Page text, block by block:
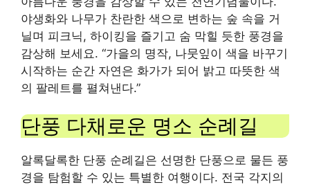
야생화와 나무가 찬란한 색으로 변하는 숲 속을 거
닐며 피크닉, 하이킹을 즐기고 숨 막힐 듯한 풍경을
감상해 보세요. “가을의 명작, 나뭇잎이 색을 바꾸기
시작하는 순간 자연은 화가가 되어 밝고 따뜻한 색
의 팔레트를 펼쳐낸다.”
단풍 다채로운 명소 순례길
알록달록한 단풍 순례길은 선명한 단풍으로 물든 풍
경을 탐험할 수 있는 특별한 여행이다. 전국 각지의